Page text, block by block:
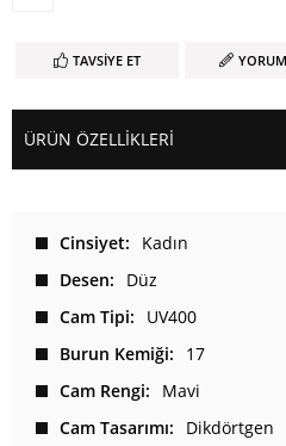
TAVSIYE ET
ÜRÜN ÖZELLIKLERI
Cinsiyet
Kadın
Desen
Düz
Cam Tipi
UV400
Burun Kemiği
17
Cam Rengi
Mavi
Cam Tasarımı
Dikdörtgen